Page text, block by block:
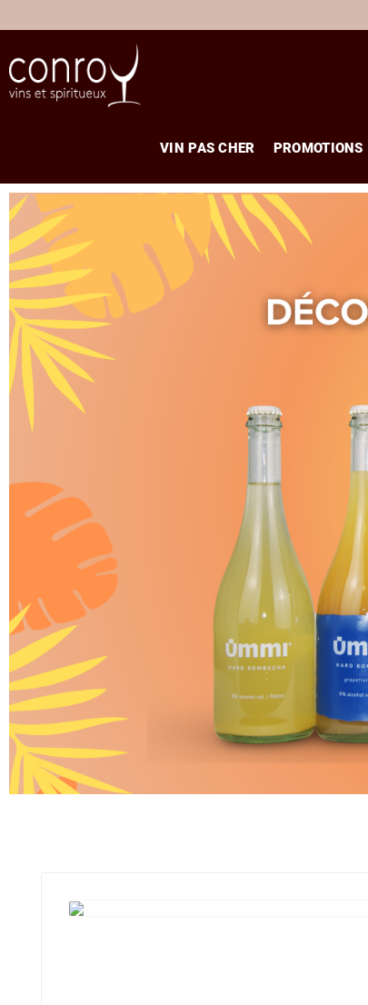
VIN PAS CHER PROMOTIONS